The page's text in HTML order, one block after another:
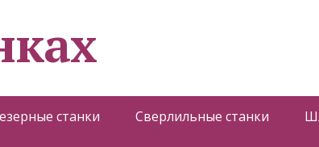
станки Сверлильные станки